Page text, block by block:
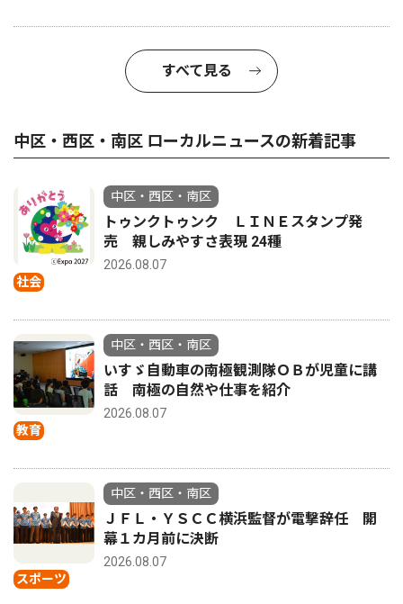
すべて見る
中区・西区・南区 ローカルニュースの新着記事
社会
中区・西区・南区
トゥンクトゥンク ＬＩＮＥスタンプ発
売 親しみやすさ表現 24種
2026.08.07
教育
中区・西区・南区
いすゞ自動車の南極観測隊ＯＢが児童に講
話 南極の自然や仕事を紹介
2026.08.07
スポーツ
中区・西区・南区
ＪＦＬ・ＹＳＣＣ横浜監督が電撃辞任 開
幕１カ月前に決断
2026.08.07